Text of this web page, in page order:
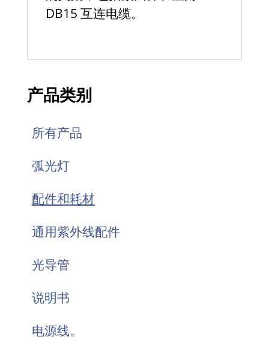
DB15 互连电缆。
产品类别
所有产品
弧光灯
配件和耗材
通用紫外线配件
光导管
说明书
电源线。